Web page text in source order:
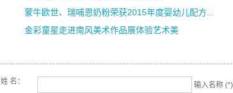
蒙牛欧世、瑞哺恩奶粉荣获2015年度婴幼儿配方...
金彩童星走进南风美术作品展体验艺术美
姓 名： 输入名称 (*)